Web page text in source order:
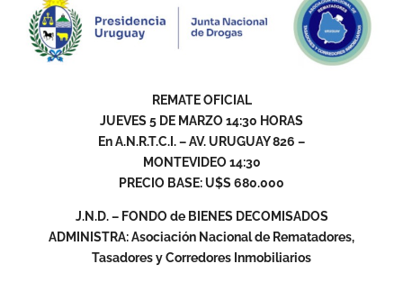
REMATE OFICIAL
JUEVES 5 DE MARZO 14:30 HORAS
En A.N.R.T.C.I. – AV. URUGUAY 826 –
MONTEVIDEO 14:30
PRECIO BASE: U$S 680.000
J.N.D. – FONDO de BIENES DECOMISADOS
ADMINISTRA: Asociación Nacional de Rematadores,
Tasadores y Corredores Inmobiliarios